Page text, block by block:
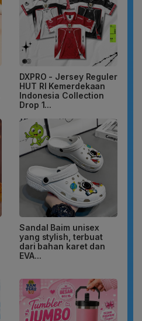
DXPRO - Jersey Reguler
HUT RI Kemerdekaan
Indonesia Collection
Drop 1...
Sandal Baim unisex
yang stylish, terbuat
dari bahan karet dan
EVA...